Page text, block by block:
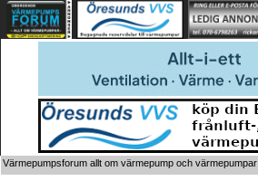
Värmepumpsforum allt om värmepump och värmepumpar